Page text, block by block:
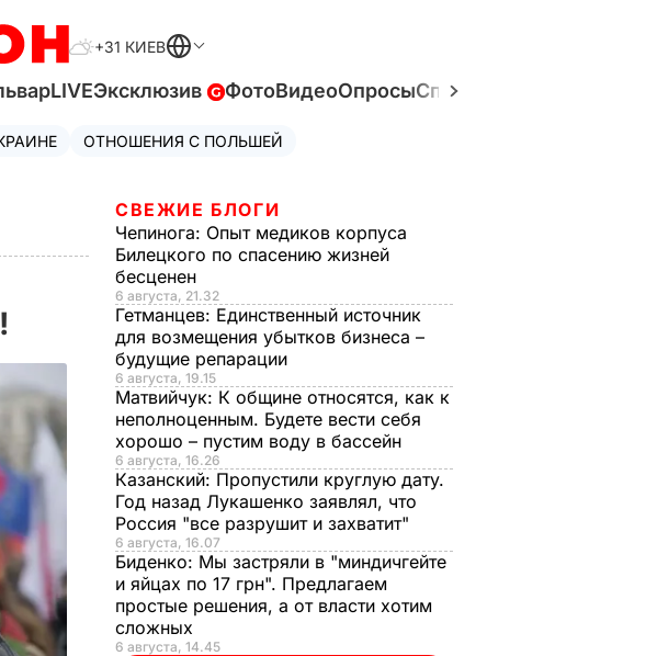
+31 КИЕВ
LIVEЭксклюзив ФотоВидеоОпросыСпецпроекты
ОТНОШЕНИЯ С ПОЛЬШЕЙ
СВЕЖИЕ БЛОГИ
Чепинога: Опыт медиков корпуса
Билецкого по спасению жизней
бесценен
6 августа, 21.32
Гетманцев: Единственный источник
для возмещения убытков бизнеса –
будущие репарации
6 августа, 19.15
Матвийчук: К общине относятся, как к
неполноценным. Будете вести себя
хорошо – пустим воду в бассейн
6 августа, 16.26
Казанский: Пропустили круглую дату.
Год назад Лукашенко заявлял, что
Россия "все разрушит и захватит"
6 августа, 16.07
Биденко: Мы застряли в "миндичгейте
и яйцах по 17 грн". Предлагаем
простые решения, а от власти хотим
сложных
6 августа, 14.45